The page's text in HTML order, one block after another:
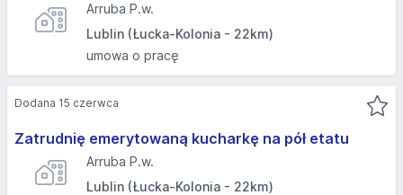
Arruba P.w.
Lublin (Łucka-Kolonia - 22km)
umowa o pracę
Zatrudnię emerytowaną kucharkę na pół etatu
Arruba P.w.
Lublin (Łucka-Kolonia - 22km)
Dodana 15 czerwca